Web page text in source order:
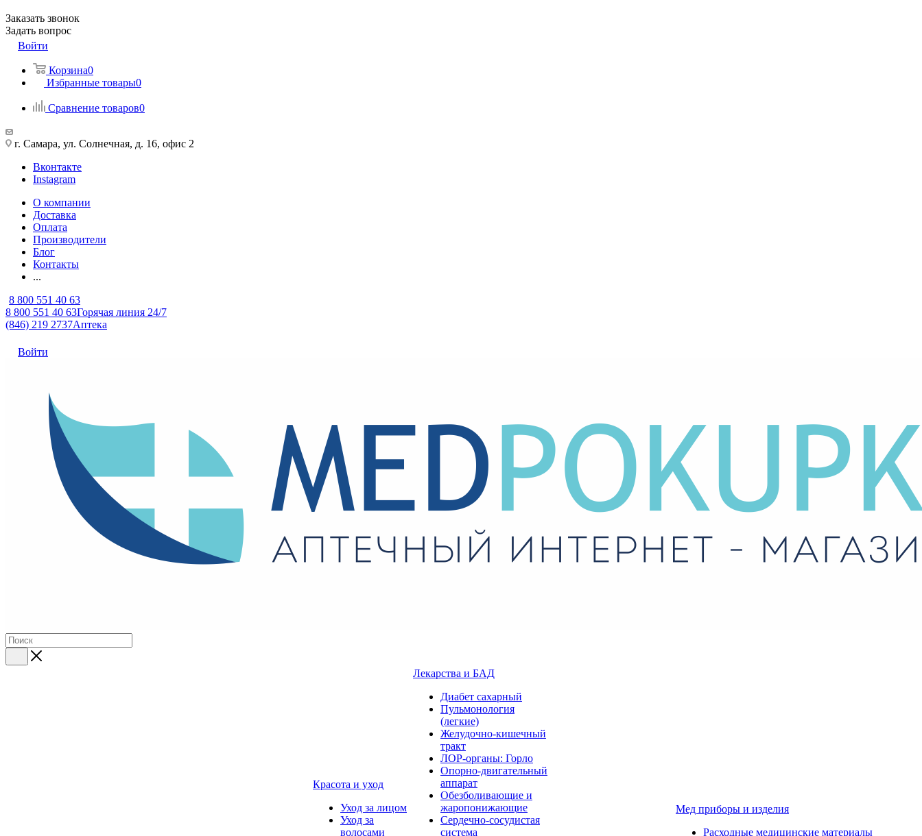
Заказать звонок
Задать вопрос
Войти
Корзина0
Избранные товары0
Сравнение товаров0
г. Самара, ул. Солнечная, д. 16, офис 2
Вконтакте
Instagram
О компании
Доставка
Оплата
Производители
Блог
Контакты
...
8 800 551 40 63
8 800 551 40 63Горячая линия 24/7
(846) 219 2737Аптека
Войти
Красота и уход
Уход за лицом
Уход за
волосами
Лекарства и БАД
Диабет сахарный
Пульмонология
(легкие)
Желудочно-кишечный
тракт
ЛОР-органы: Горло
Опорно-двигательный
аппарат
Обезболивающие и
жаропонижающие
Сердечно-сосудистая
система
Мед приборы и изделия
Расходные медицинские материалы